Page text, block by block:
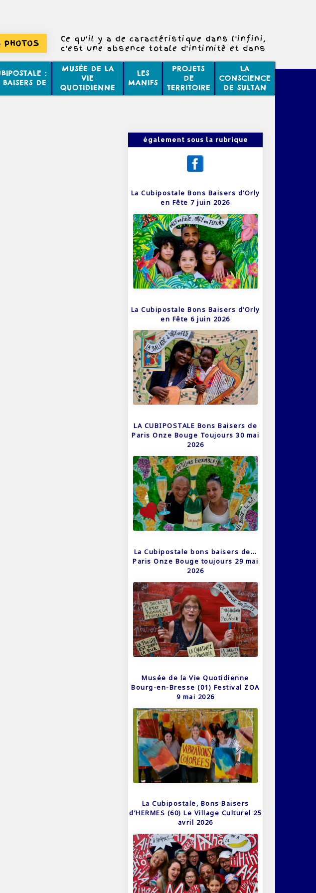
PHOTOS
Ce qu'il y a de caractéristique dans l'infini,
c'est une absence totale d'intimité et dans
l'éternité une absence totale d'horaires..
:
DE
MUSÉE DE LA
VIE
QUOTIDIENNE
LES
MANIFS
PROJETS
DE
TERRITOIRE
LA
CONSCIENCE
DE SULTAN
également sous la rubrique
La Cubipostale Bons Baisers d’Orly
en Fête 7 juin 2026
La Cubipostale Bons Baisers d’Orly
en Fête 6 juin 2026
LA CUBIPOSTALE Bons Baisers de
Paris Onze Bouge Toujours 30 mai
2026
La Cubipostale bons baisers de…
Paris Onze Bouge toujours 29 mai
2026
Musée de la Vie Quotidienne
Bourg-en-Bresse (01) Festival ZOA
9 mai 2026
La Cubipostale, Bons Baisers
d’HERMES (60) Le Village Culturel 25
avril 2026